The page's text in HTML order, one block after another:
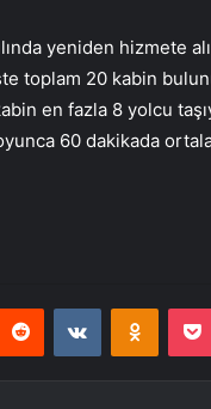
yeniden hizmete
toplam 20 kabin
en fazla 8 yolcu
60 dakikada
Reddit VKontakte